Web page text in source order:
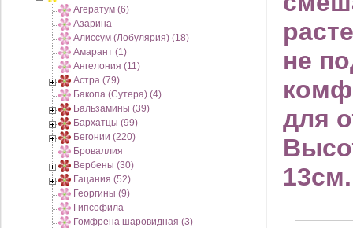
Агератум (6)
Азарина
Алиссум (Лобулярия) (18)
Амарант (1)
Ангелония (11)
Астра (79)
Бакопа (Сутера) (4)
Бальзамины (39)
Бархатцы (99)
Бегонии (220)
Броваллия
Вербены (30)
Гацания (52)
Георгины (9)
Гипсофила
Гомфрена шаровидная (3)
не
для
13см.